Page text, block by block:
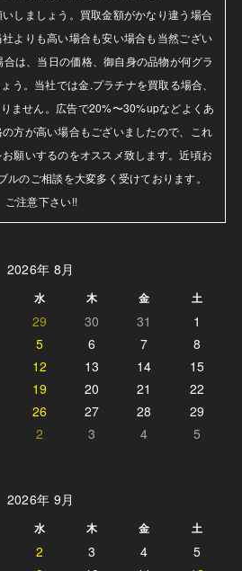
しましょう。買取金額がかなり違う場合
よりも高い場合も安い場合も当然ござい
は、当日の価格、御自身の品物が何グラ
う。当社では金.プラチナを買取る場合、
ません。広告で20%〜30%upなどよくあ
方が高い場合もございましたので、これ
願いするのをオススメ致します。近頃お
のご相談を大変多く受けております。
ご注意下さい!!
2026年 8月
水 木 金 土
29 30 31
1
5 6 7
8
12 13 14
15
19 20 21
22
26 27 28
29
2 3 4 5
2026年 9月
水 木 金 土
2 3 4
5